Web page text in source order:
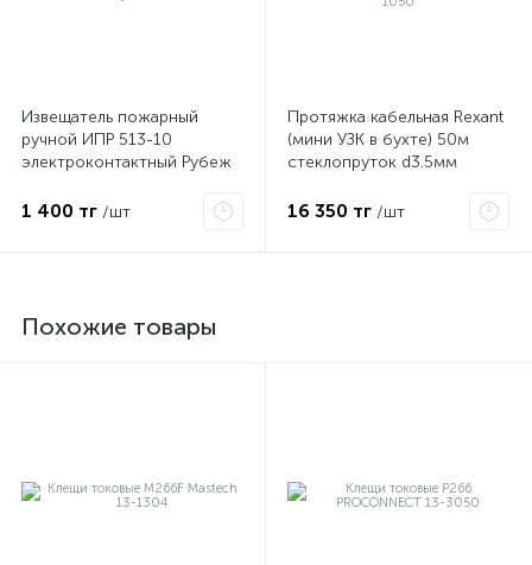
Извещатель пожарный
ручной ИПР 513-10
электроконтактный Рубеж
1 400 тг /шт
Протяжка кабельная Rexant
(мини УЗК в бухте) 50м
стеклопруток d3.5мм
16 350 тг /шт
Похожие товары